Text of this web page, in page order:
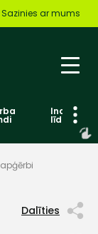
Sazinies ar mums
līdzekļi
Dalīties